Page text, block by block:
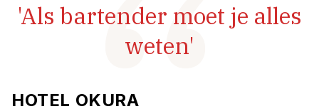
'Als bartender moet je alles
weten'
HOTEL OKURA